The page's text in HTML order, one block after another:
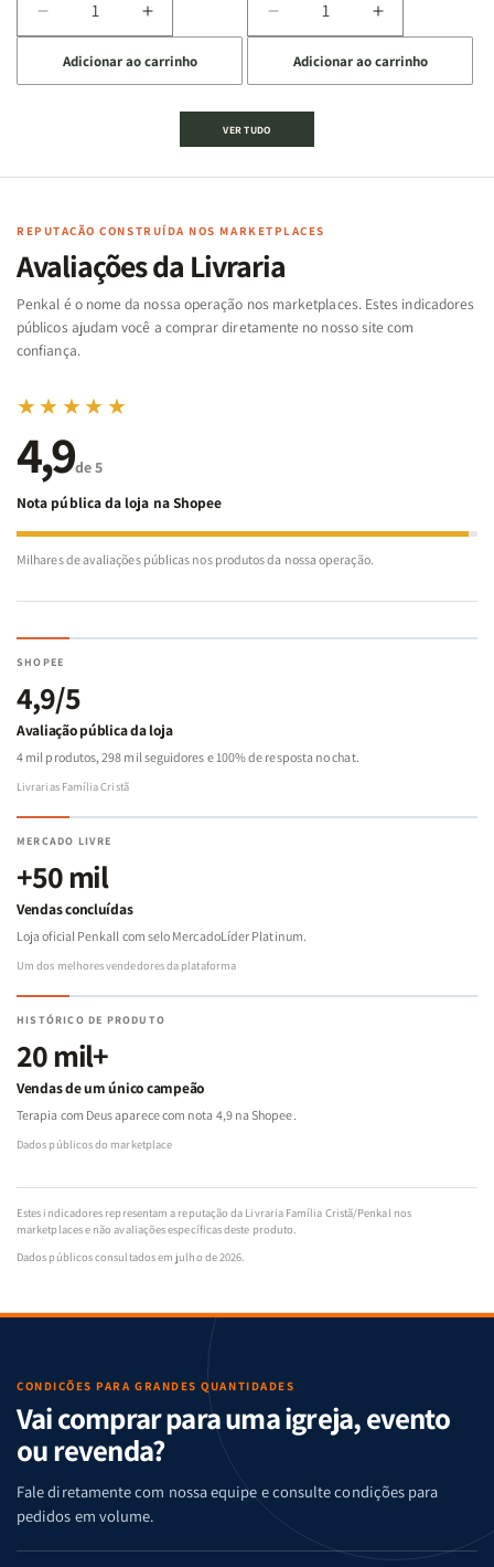
Diminuir
a
quantidade
de
Cartas
Famílias
Bíblia
-
Penkal
Aumentar
a
quantidade
de
Jogo
Cartas
Famílias
da
Bíblia
-
Penkal
Adicionar ao carrinho
Diminuir
a
quantidade
de
Jogo
|
de
Aumentar
a
quantidade
de
|
Adicionar ao carrinho
VER TUDO
REPUTAÇÃO CONSTRUÍDA NOS MARKETPLACES
Avaliações da Livraria
Penkal é o nome da nossa operação nos marketplaces. Estes indicadores
públicos ajudam você a comprar diretamente no nosso site com
confiança.
★★★★★
4,9de 5
Nota pública da loja na Shopee
Milhares de avaliações públicas nos produtos da nossa operação.
SHOPEE
4,9/5
Avaliação pública da loja
4 mil produtos, 298 mil seguidores e 100% de resposta no chat.
Livrarias Família Cristã
MERCADO LIVRE
+50 mil
Vendas concluídas
Loja oficial Penkall com selo MercadoLíder Platinum.
Um dos melhores vendedores da plataforma
HISTÓRICO DE PRODUTO
20 mil+
Vendas de um único campeão
Terapia com Deus aparece com nota 4,9 na Shopee.
Dados públicos do marketplace
Estes indicadores representam a reputação da Livraria Família Cristã/Penkal nos
marketplaces e não avaliações específicas deste produto.
Dados públicos consultados em julho de 2026.
CONDIÇÕES PARA GRANDES QUANTIDADES
Vai comprar para uma igreja, evento
ou revenda?
Fale diretamente com nossa equipe e consulte condições para
pedidos em volume.